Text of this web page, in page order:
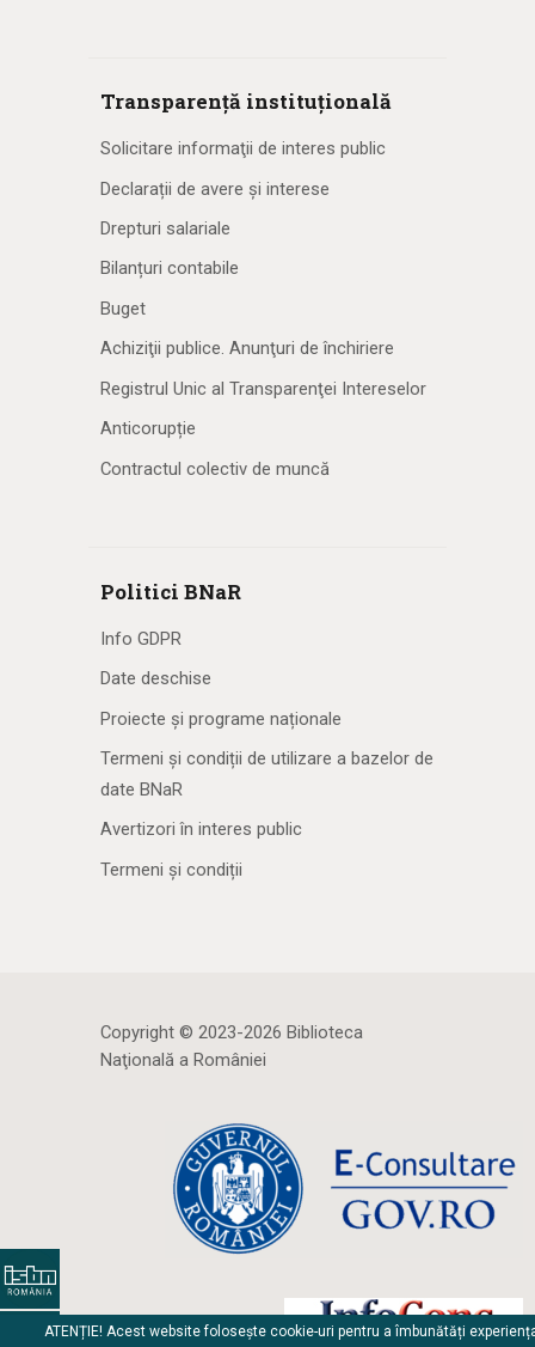
Transparență instituțională
Solicitare informaţii de interes public
Declarații de avere și interese
Drepturi salariale
Bilanțuri contabile
Buget
Achiziţii publice. Anunţuri de închiriere
Registrul Unic al Transparenţei Intereselor
Anticorupție
Contractul colectiv de muncă
Politici BNaR
Info GDPR
Date deschise
Proiecte și programe naționale
Termeni și condiții de utilizare a bazelor de
date BNaR
Avertizori în interes public
Termeni și condiții
Copyright © 2023-2026 Biblioteca
Naţională a României
ATENȚIE! Acest website folosește cookie-uri pentru a îmbunătăți